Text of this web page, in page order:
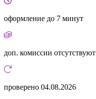
оформление до 7 минут
доп. комиссии отсутствуют
проверено 04.08.2026